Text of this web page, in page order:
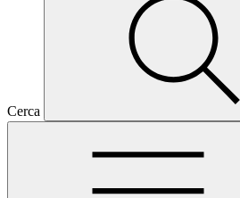
Cerca